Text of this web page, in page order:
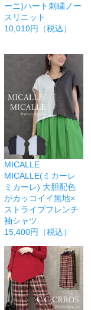
ーニ)ハート刺繍ノー
スリニット
10,010円（税込）
MICALLE
MICALLE(ミカーレ
ミカーレ) 大胆配色
がカッコイイ無地×
ストライプフレンチ
袖シャツ
15,400円（税込）